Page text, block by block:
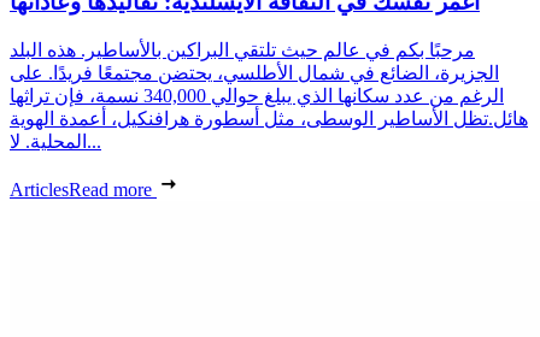
مرحبًا بكم في عالم حيث تلتقي البراكين بالأساطير. هذه البلد
الجزيرة، الضائع في شمال الأطلسي، يحتضن مجتمعًا فريدًا. على
الرغم من عدد سكانها الذي يبلغ حوالي 340,000 نسمة، فإن تراثها
هائل.تظل الأساطير الوسطى، مثل أسطورة هرافنكيل، أعمدة الهوية
المحلية. لا...
ArticlesRead more